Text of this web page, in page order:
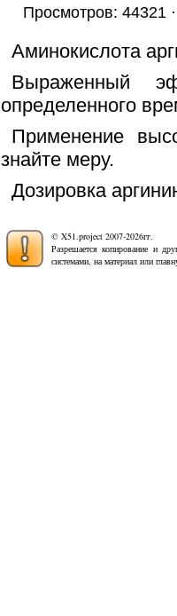
Просмотров: 44321
Аминокислота
Выраженный
определенного
Применение
знайте меру.
Дозировка
© X51.project 2007-2026гг.
Разрешается копирование и
системами, на материал или